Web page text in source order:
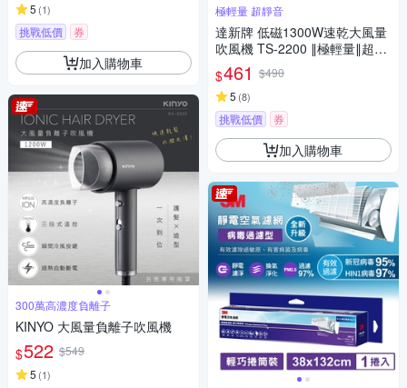
5 (1)
挑戰低價 券
加入購物車
300萬高濃度負離子
KINYO 大風量負離子吹風機
$522 $549
5 (1)
極輕量 超靜音
達新牌 低磁1300W速乾大風量
吹風機 TS-2200 ∥極輕量∥超靜
音∥
$461 $490
5 (8)
挑戰低價 券
加入購物車